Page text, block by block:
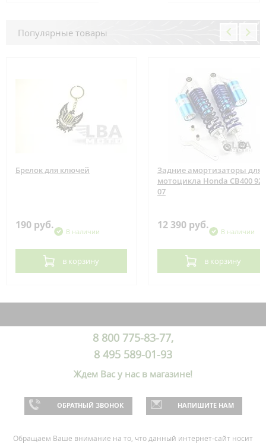
Популярные товары
Брелок для ключей
190 руб.
В наличии
в корзину
Задние амортизаторы для
мотоцикла Honda CB400 92-
07
12 390 руб.
В наличии
в корзину
8 800 775-83-77,
8 495 589-01-93
Ждем Вас у нас в магазине!
ОБРАТНЫЙ ЗВОНОК НАПИШИТЕ НАМ
Обращаем Ваше внимание на то, что данный интернет-сайт носит